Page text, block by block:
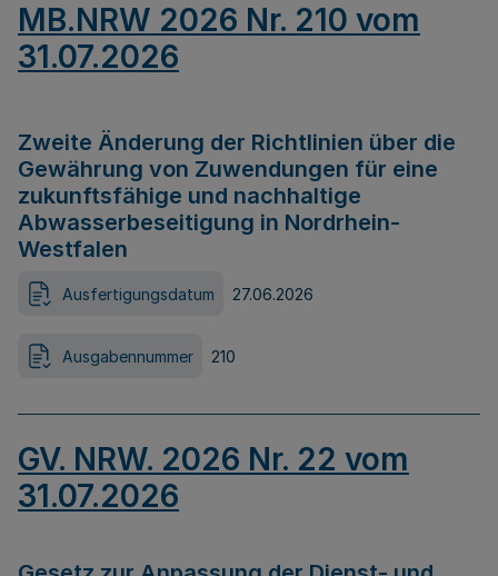
MB.NRW 2026 Nr. 210 vom
31.07.2026
Zweite Änderung der Richtlinien über die
Gewährung von Zuwendungen für eine
zukunftsfähige und nachhaltige
Abwasserbeseitigung in Nordrhein-
Westfalen
Ausfertigungsdatum 27.06.2026
Ausgabennummer 210
GV. NRW. 2026 Nr. 22 vom
31.07.2026